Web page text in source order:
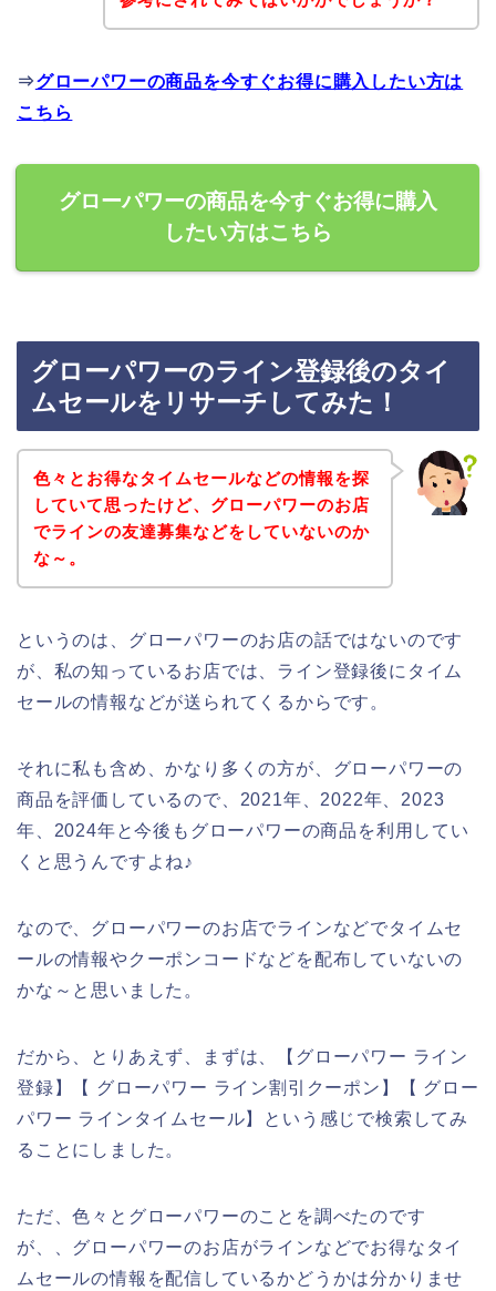
⇒グローパワーの商品を今すぐお得に購入したい方は
こちら
グローパワーの商品を今すぐお得に購入
したい方はこちら
グローパワーのライン登録後のタイ
ムセールをリサーチしてみた！
色々とお得なタイムセールなどの情報を探
していて思ったけど、グローパワーのお店
でラインの友達募集などをしていないのか
な～。
というのは、グローパワーのお店の話ではないのです
が、私の知っているお店では、ライン登録後にタイム
セールの情報などが送られてくるからです。
それに私も含め、かなり多くの方が、グローパワーの
商品を評価しているので、2021年、2022年、2023
年、2024年と今後もグローパワーの商品を利用してい
くと思うんですよね♪
なので、グローパワーのお店でラインなどでタイムセ
ールの情報やクーポンコードなどを配布していないの
かな～と思いました。
だから、とりあえず、まずは、【グローパワー ライン
登録】【 グローパワー ライン割引クーポン】【 グロー
パワー ラインタイムセール】という感じで検索してみ
ることにしました。
ただ、色々とグローパワーのことを調べたのです
が、、グローパワーのお店がラインなどでお得なタイ
ムセールの情報を配信しているかどうかは分かりませ